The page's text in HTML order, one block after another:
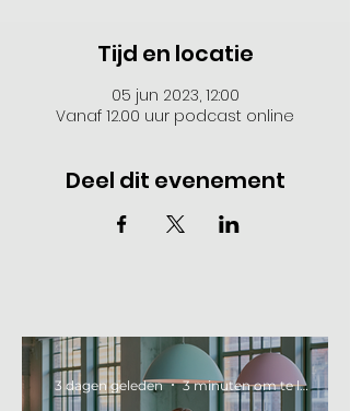
Tijd en locatie
05 jun 2023, 12:00
Vanaf 12.00 uur podcast online
Deel dit evenement
3 dagen geleden 3 minuten om te lezen